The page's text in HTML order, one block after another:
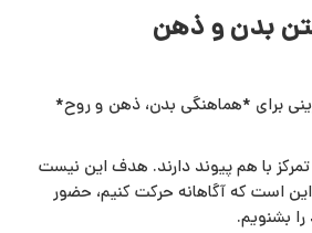
بدن و ذهن
برای *هماهنگی بدن، ذهن و روح*
با هم پیوند دارند. هدف این نیست
این است که آگاهانه حرکت کنیم، حضور
بشنویم.